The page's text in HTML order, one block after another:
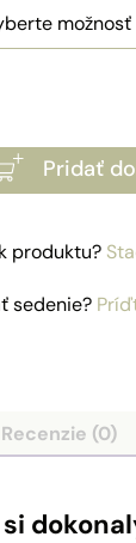
Pridať
produktu?
sedenie?
Recenzie (0)